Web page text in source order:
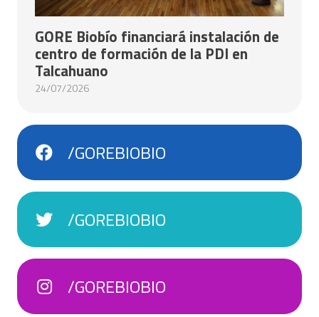
GORE Biobío financiará instalación de
centro de formación de la PDI en
Talcahuano
24/07/2026
/GOREBIOBIO
/GOREBIOBIO
/GOREBIOBIO